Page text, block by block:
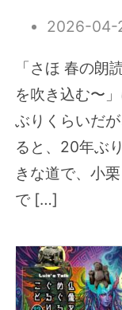
2026-04-
「さほ 春の朗
を吹き込む〜
ぶりくらいだ
ると、20年ぶ
きな道で、小
で […]